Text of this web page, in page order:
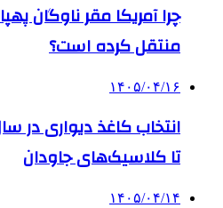
چرا آمریکا مقر ناوگان
منتقل کرده است؟
۱۴۰۵/۰۴/۱۶
تا کلاسیک‌های جاودان
۱۴۰۵/۰۴/۱۴